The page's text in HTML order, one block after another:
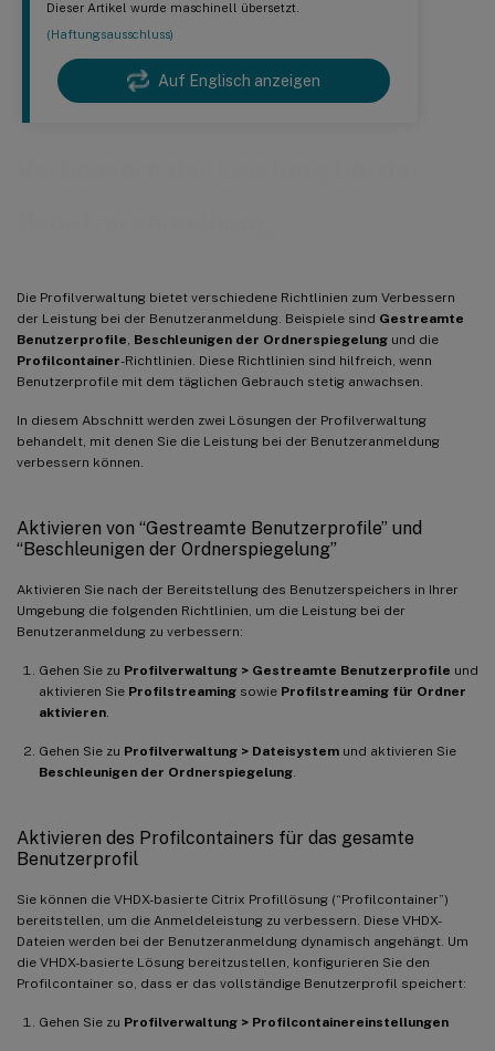
Dieser Artikel wurde maschinell übersetzt.
(Haftungsausschluss)
Auf Englisch anzeigen
Die Profilverwaltung bietet verschiedene Richtlinien zum Verbessern
der Leistung bei der Benutzeranmeldung. Beispiele sind Gestreamte
Benutzerprofile Beschleunigen der Ordnerspiegelung und die
Profilcontainer-Richtlinien. Diese Richtlinien sind hilfreich, wenn
Benutzerprofile mit dem täglichen Gebrauch stetig anwachsen.
In diesem Abschnitt werden zwei Lösungen der Profilverwaltung
behandelt, mit denen Sie die Leistung bei der Benutzeranmeldung
verbessern können.
Aktivieren von “Gestreamte Benutzerprofile” und
“Beschleunigen der Ordnerspiegelung”
Aktivieren Sie nach der Bereitstellung des Benutzerspeichers in Ihrer
Umgebung die folgenden Richtlinien, um die Leistung bei der
Benutzeranmeldung zu verbessern:
Gehen Sie zu Profilverwaltung > Gestreamte Benutzerprofile und
aktivieren Sie Profilstreaming sowie Profilstreaming für Ordner
aktivieren
Gehen Sie zu Profilverwaltung > Dateisystem und aktivieren Sie
Beschleunigen der Ordnerspiegelung
Aktivieren des Profilcontainers für das gesamte
Benutzerprofil
Sie können die VHDX-basierte Citrix Profillösung (“Profilcontainer”)
bereitstellen, um die Anmeldeleistung zu verbessern. Diese VHDX-
Dateien werden bei der Benutzeranmeldung dynamisch angehängt. Um
die VHDX-basierte Lösung bereitzustellen, konfigurieren Sie den
Profilcontainer so, dass er das vollständige Benutzerprofil speichert:
Gehen Sie zu Profilverwaltung > Profilcontainereinstellungen